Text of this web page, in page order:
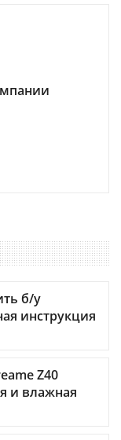
б/у
инструкция
Z40
и влажная